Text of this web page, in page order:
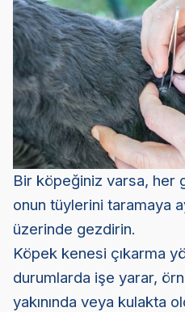
Bir köpeğiniz varsa, her
onun tüylerini taramaya
üzerinde gezdirin.
Köpek kenesi çıkarma
durumlarda işe yarar,
yakınında veya kulakta